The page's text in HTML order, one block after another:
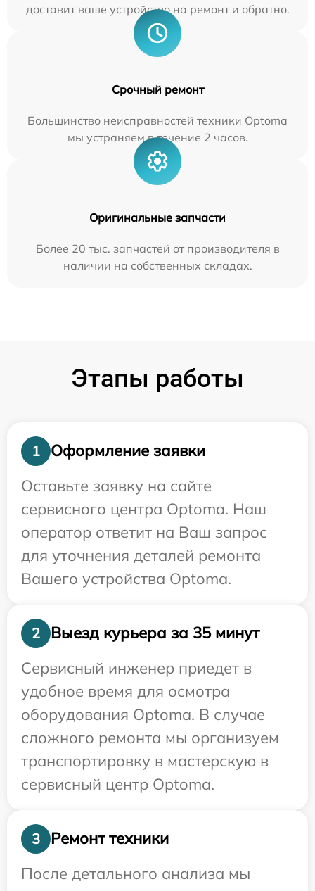
доставит ваше устройство на ремонт и обратно.
Срочный ремонт
Большинство неисправностей техники Optoma
мы устраняем в течение 2 часов.
Оригинальные запчасти
Более 20 тыс. запчастей от производителя в
наличии на собственных складах.
Этапы работы
1
Оформление заявки
Оставьте заявку на сайте
сервисного центра Optoma. Наш
оператор ответит на Ваш запрос
для уточнения деталей ремонта
Вашего устройства Optoma.
2
Выезд курьера за 35 минут
Сервисный инженер приедет в
удобное время для осмотра
оборудования Optoma. В случае
сложного ремонта мы организуем
транспортировку в мастерскую в
сервисный центр Optoma.
3
Ремонт техники
После детального анализа мы